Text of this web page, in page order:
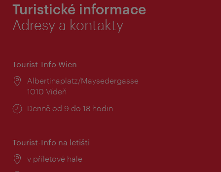
Turistické informace
Adresy a kontakty
Tourist-Info Wien
Místo:
Albertinaplatz/Maysedergasse
1010 Vídeň
Provozní
Denně od 9 do 18 hodin
Tourist-Info na letišti
Místo:
v příletové hale